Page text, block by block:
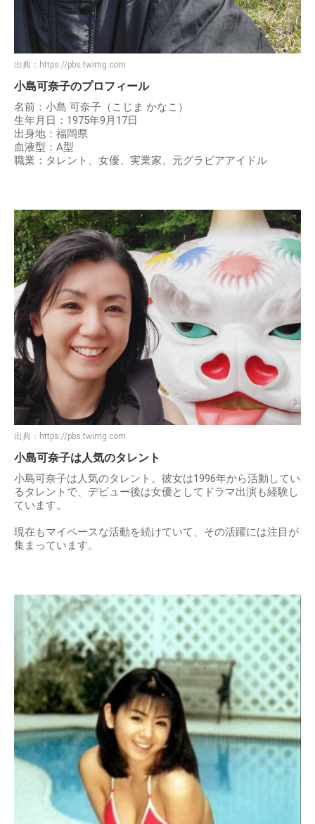
出典： https://pbs.twimg.com
小島可奈子のプロフィール
名前：小島 可奈子（こじま かなこ）
生年月日：1975年9月17日
出身地：福岡県
血液型：A型
職業：タレント、女優、実業家、元グラビアアイドル
出典： https://pbs.twimg.com
小島可奈子は人気のタレント
小島可奈子は人気のタレント。彼女は1996年から活動してい
るタレントで、デビュー後は女優としてドラマ出演も経験し
ています。
現在もマイペースな活動を続けていて、その活躍には注目が
集まっています。